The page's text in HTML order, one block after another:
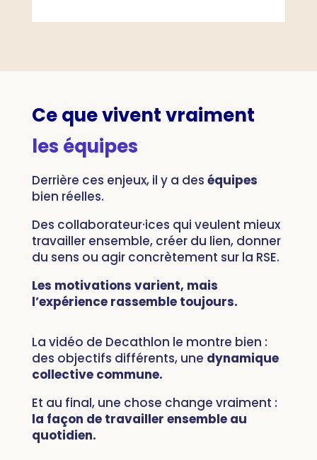
Ce que vivent vraiment
les équipes
Derrière ces enjeux, il y a des équipes
bien réelles.
Des collaborateur·ices qui veulent mieux
travailler ensemble, créer du lien, donner
du sens ou agir concrètement sur la RSE.
Les motivations varient, mais
l’expérience rassemble toujours.
La vidéo de Decathlon le montre bien :
des objectifs différents, une dynamique
collective commune.
Et au final, une chose change vraiment :
la façon de travailler ensemble au
quotidien.